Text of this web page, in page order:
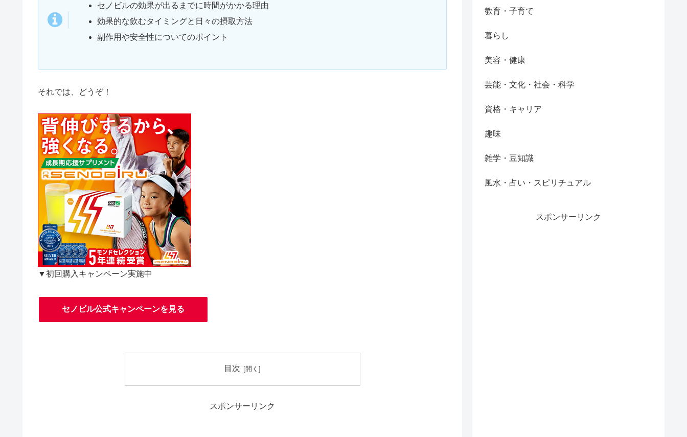
セノビルの効果が出るまでに時間がかかる理由
効果的な飲むタイミングと日々の摂取方法
副作用や安全性についてのポイント
それでは、どうぞ！
▼初回購入キャンペーン実施中
セノビル公式キャンペーンを見る
目次
スポンサーリンク
教育・子育て
暮らし
美容・健康
芸能・文化・社会・科学
資格・キャリア
趣味
雑学・豆知識
風水・占い・スピリチュアル
スポンサーリンク